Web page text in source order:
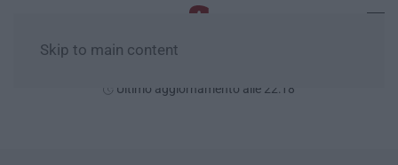
Skip to main content
Ultimo aggiornamento alle 22:18